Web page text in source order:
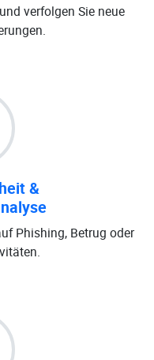
verfolgen Sie neue
&
Phishing, Betrug oder